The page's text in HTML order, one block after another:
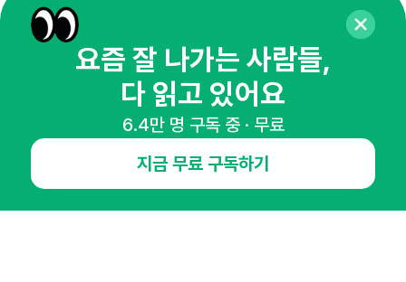
뉴스레터 구독하기
공지사항 제휴문의
인사이터 신청
뉴스레터
광고안내
요즘 잘 나가는 사람들,
다 읽고 있어요
6.4만 명 구독 중 · 무료
지금 무료 구독하기